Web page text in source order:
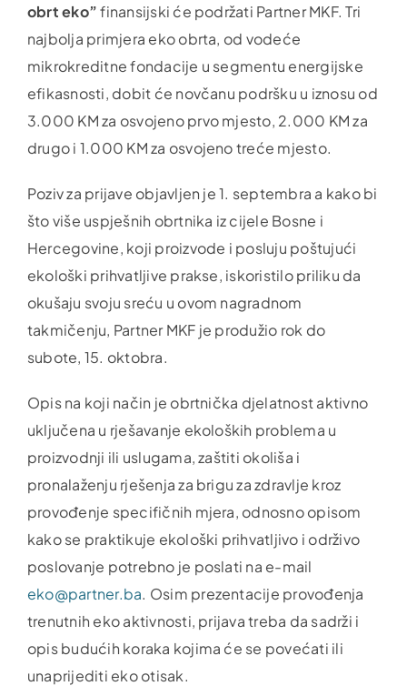
obrt eko”finansijski će podržati Partner MKF. Tri
najbolja primjera eko obrta, od vodeće
mikrokreditne fondacije u segmentu energijske
efikasnosti, dobit će novčanu podršku u iznosu od
3.000 KM za osvojeno prvo mjesto, 2.000 KM za
drugo i 1.000 KM za osvojeno treće mjesto.
Poziv za prijave objavljen je 1. septembra a kako bi
što više uspješnih obrtnika iz cijele Bosne i
Hercegovine, koji proizvode i posluju poštujući
ekološki prihvatljive prakse, iskoristilo priliku da
okušaju svoju sreću u ovom nagradnom
takmičenju, Partner MKF je produžio rok do
subote, 15. oktobra.
Opis na koji način je obrtnička djelatnost aktivno
uključena u rješavanje ekoloških problema u
proizvodnji ili uslugama, zaštiti okoliša i
pronalaženju rješenja za brigu za zdravlje kroz
provođenje specifičnih mjera, odnosno opisom
kako se praktikuje ekološki prihvatljivo i održivo
poslovanje potrebno je poslati na e-mail
eko@partner.ba. Osim prezentacije provođenja
trenutnih eko aktivnosti, prijava treba da sadrži i
opis budućih koraka kojima će se povećati ili
unaprijediti eko otisak.